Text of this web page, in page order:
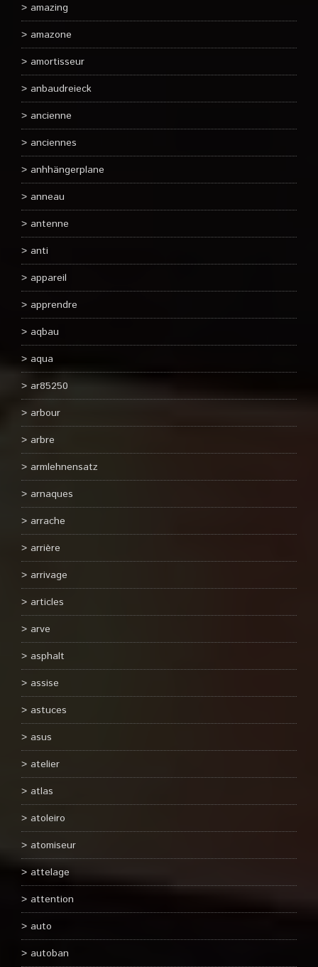
amazing
amazone
amortisseur
anbaudreieck
ancienne
anciennes
anhhängerplane
anneau
antenne
anti
appareil
apprendre
aqbau
aqua
ar85250
arbour
arbre
armlehnensatz
arnaques
arrache
arrière
arrivage
articles
arve
asphalt
assise
astuces
asus
atelier
atlas
atoleiro
atomiseur
attelage
attention
auto
autoban